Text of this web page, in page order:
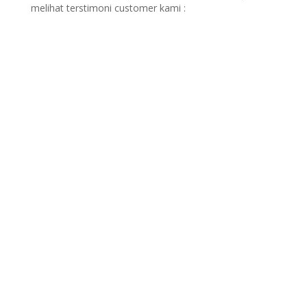
melihat terstimoni customer kami :